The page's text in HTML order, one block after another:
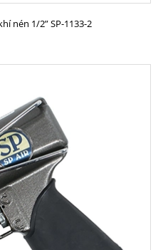
nén 1/2” SP-1133-2